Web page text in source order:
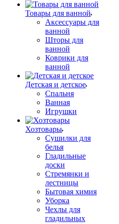
Товары для ванной
Аксессуары для
ванной
Шторы для
ванной
Коврики для
ванной
Детская и детское
Спальня
Ванная
Игрушки
Хозтовары
Сушилки для
белья
Гладильные
доски
Стремянки и
лестницы
Бытовая химия
Уборка
Чехлы для
гладильных